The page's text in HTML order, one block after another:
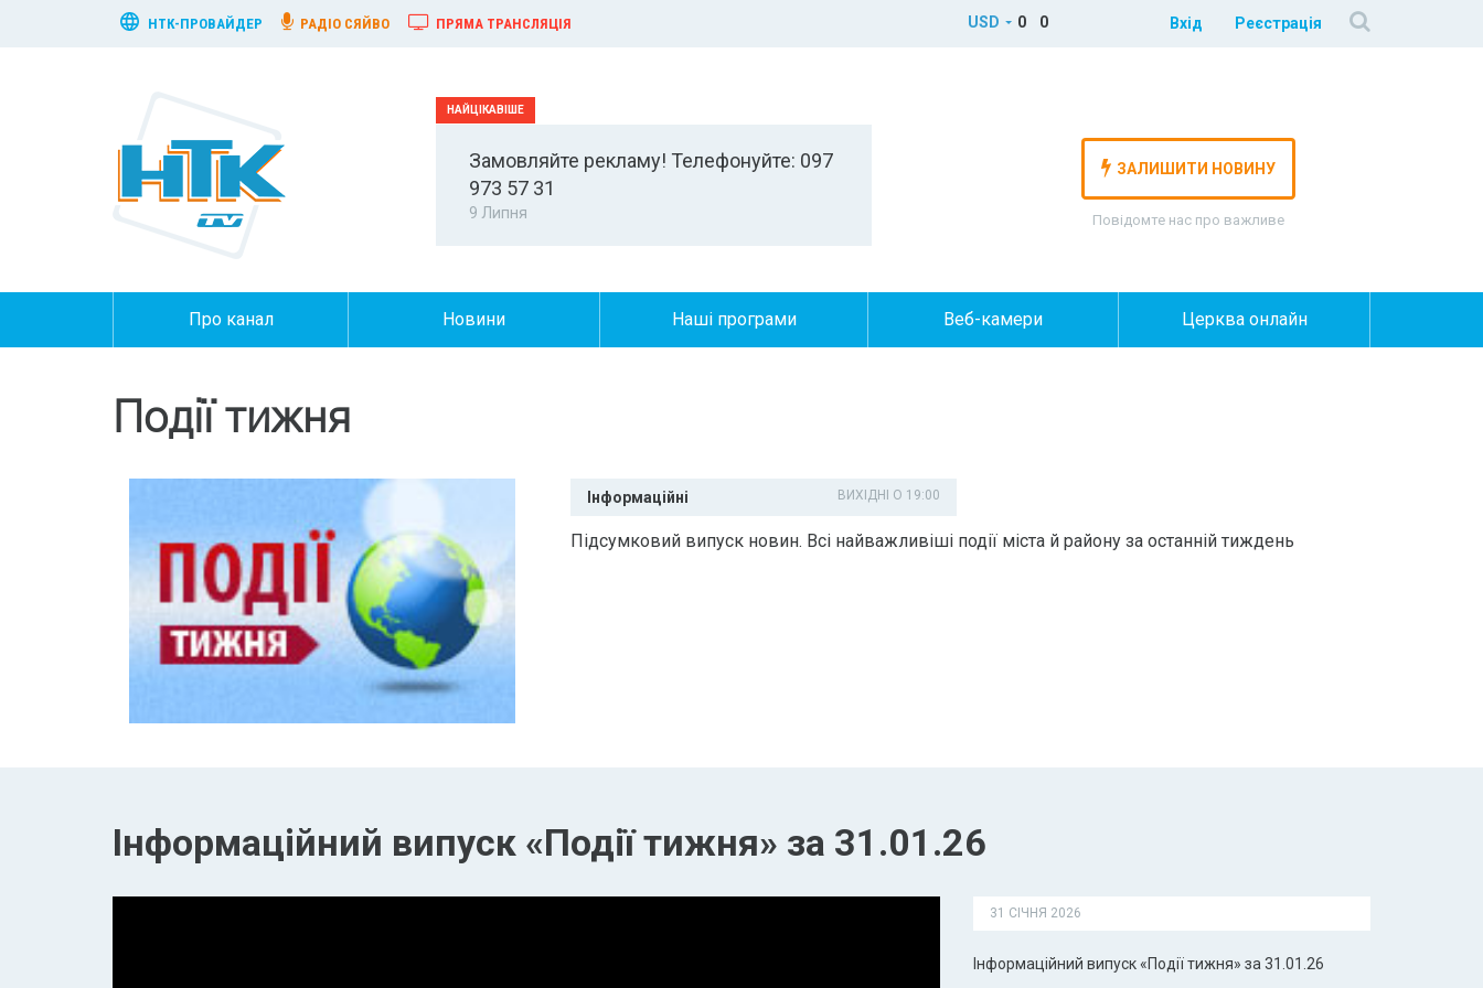
НТК-ПРОВАЙДЕР РАДІО СЯЙВО ПРЯМА ТРАНСЛЯЦІЯ USD 0 0 Вхід Реєстрація
Замовляйте рекламу! Телефонуйте: 097
973 57 31
9 Липня
ЗАЛИШИТИ НОВИНУ
Повідомте нас про важливе
Про канал Новини Наші програми Веб-камери Церква онлайн
Події тижня
Інформаційні ВИХІДНІ О 19:00
Підсумковий випуск новин. Всі найважливіші події міста й району за останній тиждень
Інформаційний випуск «Події тижня» за 31.01.26
31 СІЧНЯ 2026
Інформаційний випуск «Події тижня» за 31.01.26